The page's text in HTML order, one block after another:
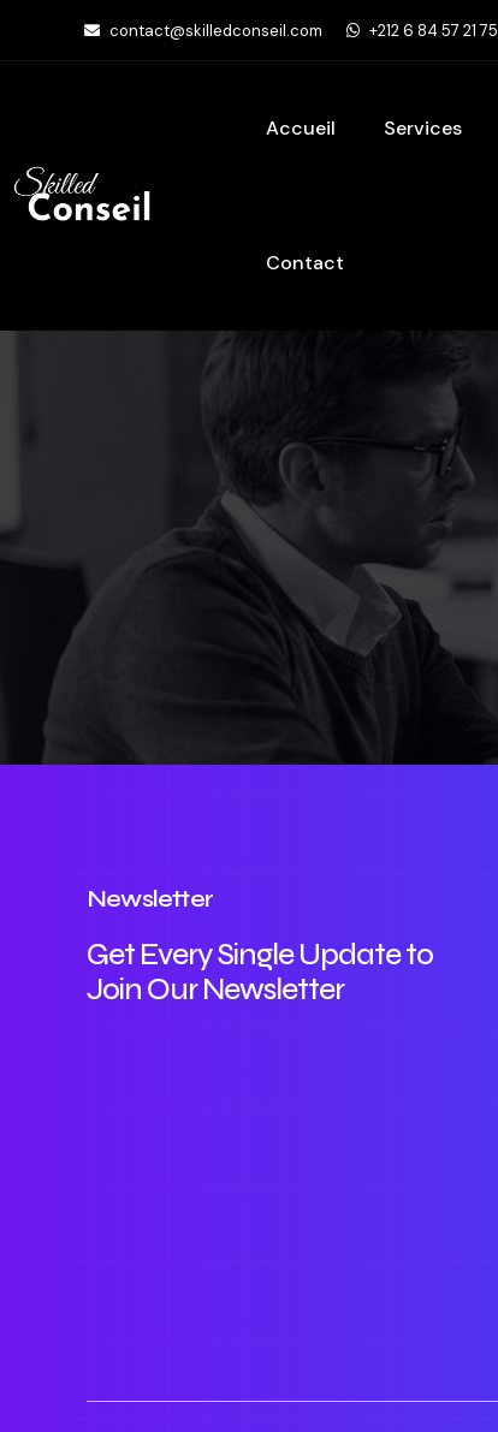
contact@skilledconseil.com ‪+212 6 84 57 21 75‬
Accueil Services
Contact
Newsletter
Get Every Single Update to
Join Our Newsletter